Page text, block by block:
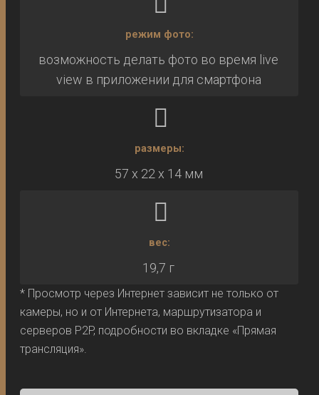
режим фото:
возможность делать фото во время live
view в приложении для смартфона
размеры:
57 х 22 х 14 мм
вес:
19,7 г
* Просмотр через Интернет зависит не только от
камеры, но и от Интернета, маршрутизатора и
серверов P2P, подробности во вкладке «Прямая
трансляция».